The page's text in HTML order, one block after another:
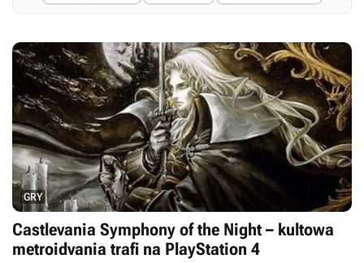
GRY
Castlevania Symphony of the Night – kultowa
metroidvania trafi na PlayStation 4